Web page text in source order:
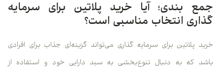
جمع‌ بندی؛ آیا خرید پلاتین برای سرمایه
گذاری انتخاب مناسبی است؟
خرید پلاتین برای سرمایه گذاری می‌تواند گزینه‌ای جذاب برای افرادی
باشد که به دنبال تنوع‌بخشی به سبد دارایی خود و استفاده از